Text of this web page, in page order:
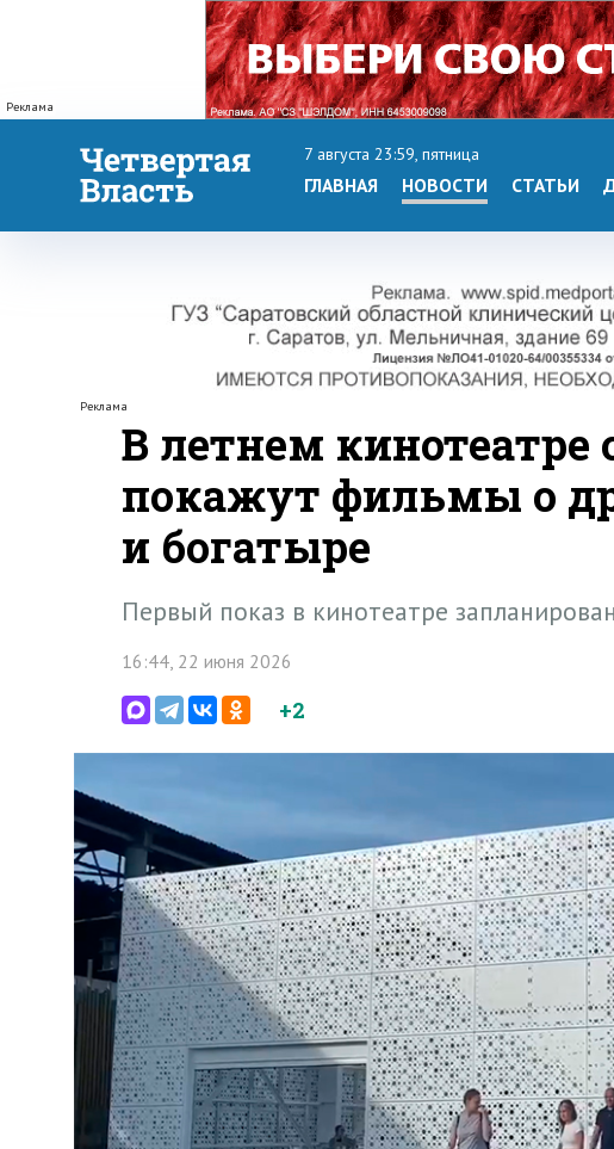
Реклама
7 августа 23:59, пятница
ГЛАВНАЯ НОВОСТИ СТАТЬИ
Реклама
В летнем кинотеатре
покажут фильмы о
и богатыре
Первый показ в кинотеатре
16:44, 22 июня 2026
+2